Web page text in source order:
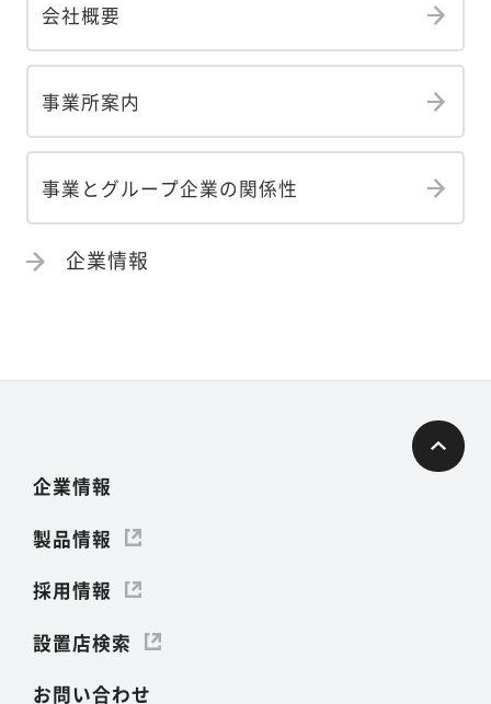
会社概要
事業所案内
事業とグループ企業の関係性
企業情報
企業情報
製品情報
採用情報
設置店検索
お問い合わせ